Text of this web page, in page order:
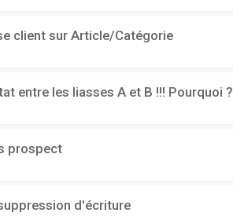
client sur Article/Catégorie
entre les liasses A et B !!! Pourquoi ?
prospect
d'écriture